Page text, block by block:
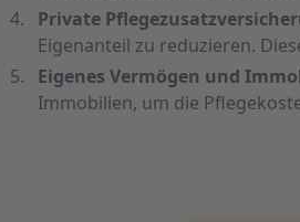
Private
Eigenanteil zu reduzieren.
Eigenes Vermögen und
Immobilien, um die